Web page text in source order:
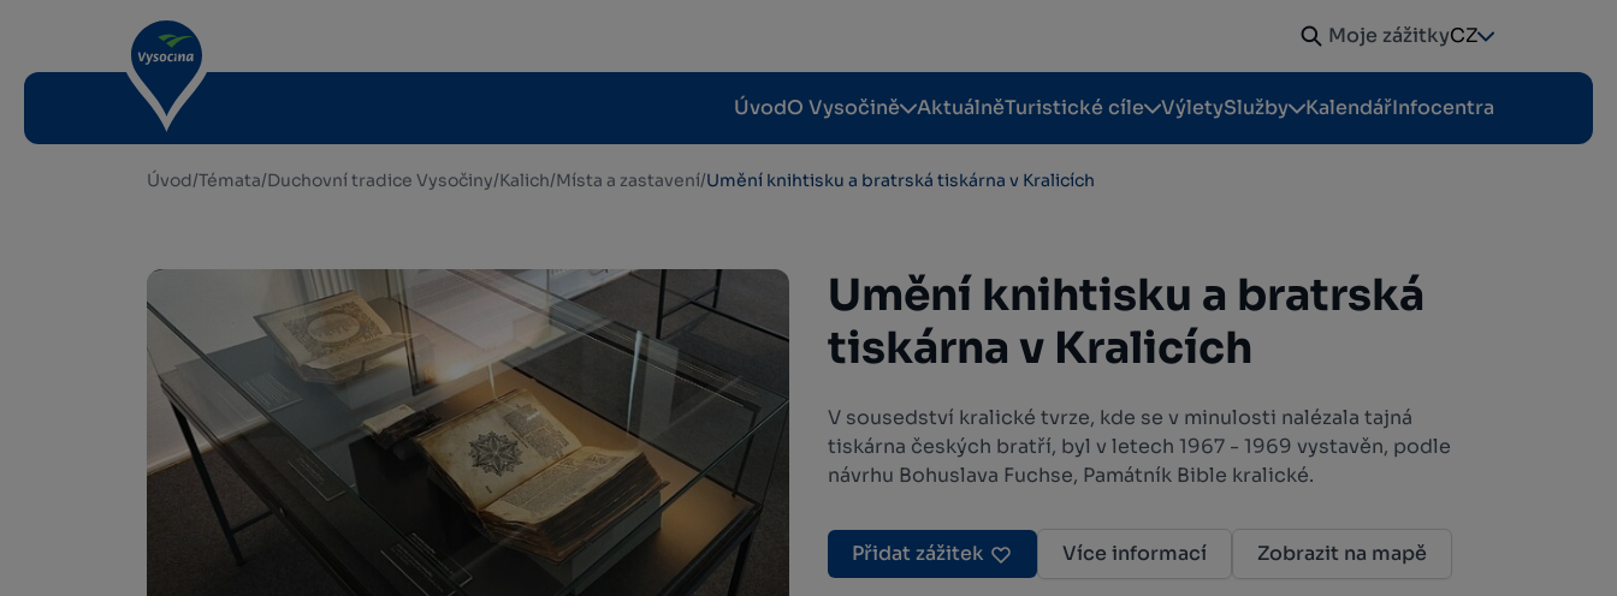
Moje zážitkyCZ
ÚvodO Vysočině AktuálněTuristické cíle VýletySlužby KalendářInfocentra
Úvod/Témata/Duchovní tradice Vysočiny/Kalich/Místa a zastavení/Umění knihtisku a bratrská tiskárna v Kralicích
Umění knihtisku a bratrská
tiskárna v Kralicích
V sousedství kralické tvrze, kde se v minulosti nalézala tajná
tiskárna českých bratří, byl v letech 1967 - 1969 vystavěn, podle
návrhu Bohuslava Fuchse, Památník Bible kralické.
Přidat zážitek Více informací Zobrazit na mapě